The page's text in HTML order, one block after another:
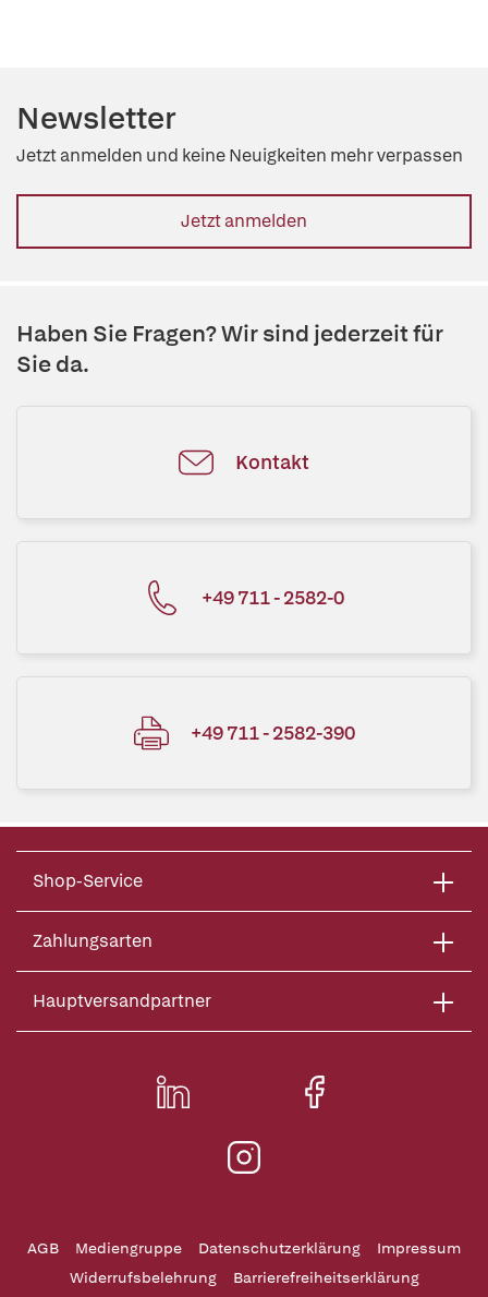
Newsletter
Jetzt anmelden und keine Neuigkeiten mehr verpassen
Jetzt anmelden
Haben Sie Fragen? Wir sind jederzeit für
Sie da.
Kontakt
+49 711 - 2582-0
+49 711 - 2582-390
Shop-Service
Zahlungsarten
Hauptversandpartner
AGB Mediengruppe Datenschutzerklärung
Impressum
Widerrufsbelehrung
Barrierefreiheitserklärung